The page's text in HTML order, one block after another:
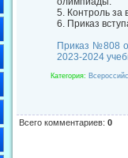
5. Контроль за
6. Приказ
Приказ №808
2023-2024
Категория:
Всего комментариев: 0